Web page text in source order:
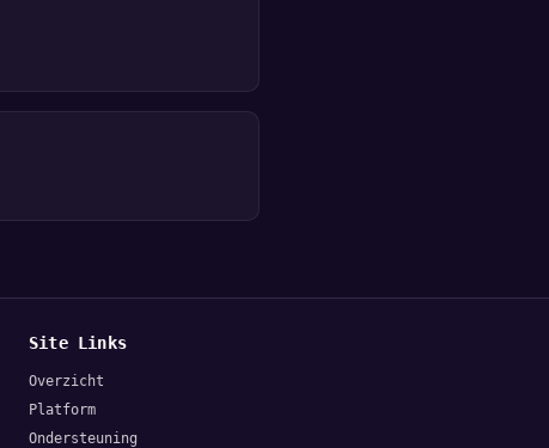
Site Links
Overzicht
Platform
Ondersteuning